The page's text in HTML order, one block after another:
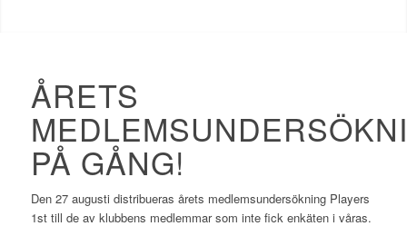
ÅRETS
PÅ GÅNG!
Den 27 augusti distribueras årets medlemsundersökning Players
1st till de av klubbens medlemmar som inte fick enkäten i våras.